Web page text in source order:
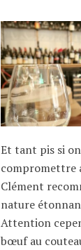
Et tant pis si on
compromettre
Clément
nature
Attention
bœuf au